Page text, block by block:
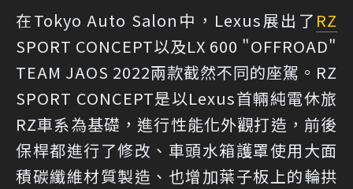
在Tokyo Auto Salon中，Lexus展出了 RZ
SPORT CONCEPT以及LX 600 "OFFROAD"
TEAM JAOS 2022兩款截然不同的座駕。RZ
SPORT CONCEPT是以Lexus首輛純電休旅
RZ車系為基礎，進行性能化外觀打造，前後
保桿都進行了修改、車頭水箱護罩使用大面
積碳纖維材質製造、也增加葉子板上的輪拱